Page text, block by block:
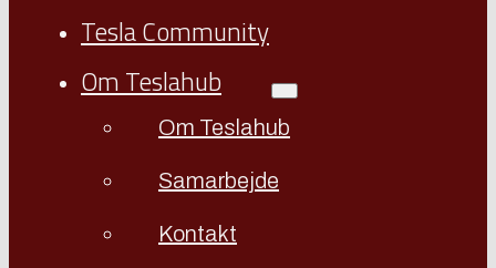
Tesla Community
Om Teslahub
Om Teslahub
Samarbejde
Kontakt